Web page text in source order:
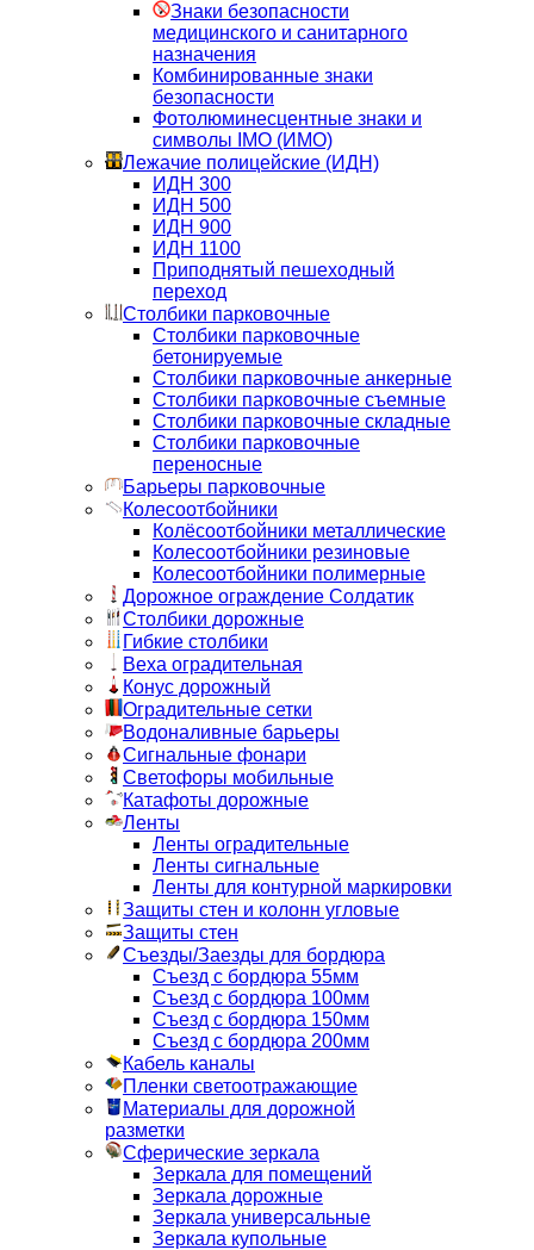
Знаки безопасности
медицинского и санитарного
назначения
Комбинированные знаки
безопасности
Фотолюминесцентные знаки и
символы IMO (ИМО)
Лежачие полицейские (ИДН)
ИДН 300
ИДН 500
ИДН 900
ИДН 1100
Приподнятый пешеходный
переход
Столбики парковочные
Столбики парковочные
бетонируемые
Столбики парковочные анкерные
Столбики парковочные съемные
Столбики парковочные складные
Столбики парковочные
переносные
Барьеры парковочные
Колесоотбойники
Колёсоотбойники металлические
Колесоотбойники резиновые
Колесоотбойники полимерные
Дорожное ограждение Солдатик
Столбики дорожные
Гибкие столбики
Веха оградительная
Конус дорожный
Оградительные сетки
Водоналивные барьеры
Сигнальные фонари
Светофоры мобильные
Катафоты дорожные
Ленты
Ленты оградительные
Ленты сигнальные
Ленты для контурной маркировки
Защиты стен и колонн угловые
Защиты стен
Съезды/Заезды для бордюра
Съезд с бордюра 55мм
Съезд с бордюра 100мм
Съезд с бордюра 150мм
Съезд с бордюра 200мм
Кабель каналы
Пленки светоотражающие
Материалы для дорожной
разметки
Сферические зеркала
Зеркала для помещений
Зеркала дорожные
Зеркала универсальные
Зеркала купольные